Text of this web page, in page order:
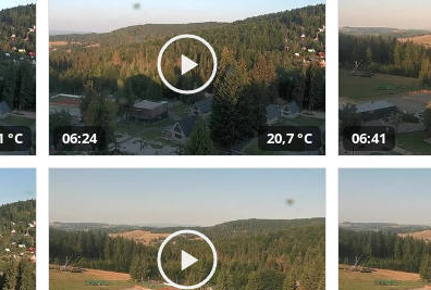
°C 06:24 20,7 °C 06:41